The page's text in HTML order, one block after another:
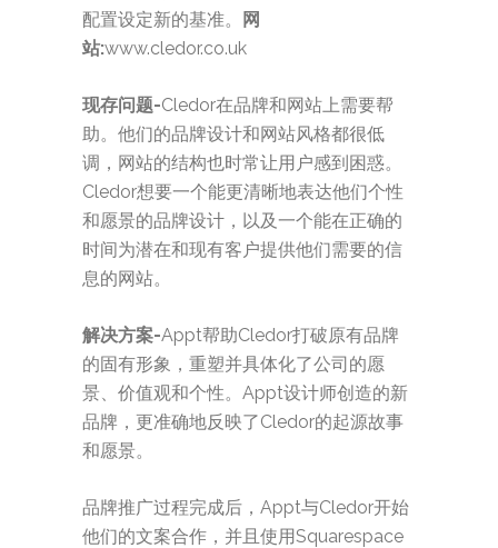
配置设定新的基准。
网
站:www.cledor.co.uk
现存问题-Cledor在品牌和网站上需要帮
助。他们的品牌设计和网站风格都很低
调，网站的结构也时常让用户感到困惑。
Cledor想要一个能更清晰地表达他们个性
和愿景的品牌设计，以及一个能在正确的
时间为潜在和现有客户提供他们需要的信
息的网站。
解决方案-Appt帮助Cledor打破原有品牌
的固有形象，重塑并具体化了公司的愿
景、价值观和个性。Appt设计师创造的新
品牌，更准确地反映了Cledor的起源故事
和愿景。
品牌推广过程完成后，Appt与Cledor开始
他们的文案合作，并且使用Squarespace